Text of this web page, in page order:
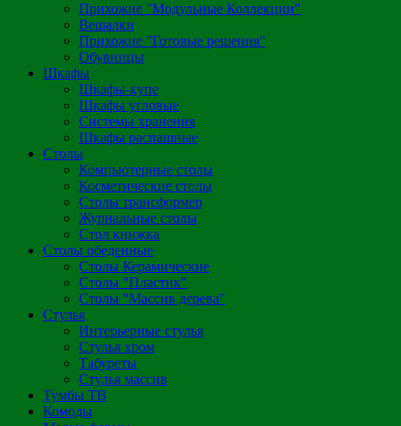
Прихожие "Модульные Коллекции"
Вешалки
Прихожие "Готовые решения"
Обувницы
Шкафы
Шкафы-купе
Шкафы угловые
Системы хранения
Шкафы распашные
Столы
Компьютерные столы
Косметические столы
Столы трансформер
Журнальные столы
Стол книжка
Столы обеденные
Столы Керамические
Столы "Пластик"
Столы "Массив дерева"
Стулья
Интерьерные стулья
Стулья хром
Табуреты
Стулья массив
Тумбы ТВ
Комоды